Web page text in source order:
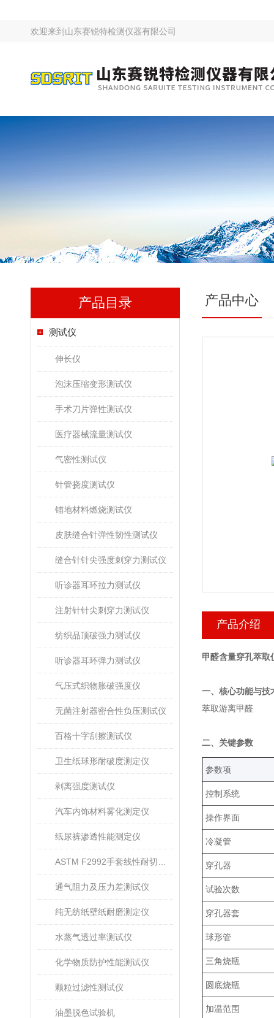
欢迎来到 山东赛锐特检测仪器有限公司
产品目录
测试仪
伸长仪
泡沫压缩变形测试仪
手术刀片弹性测试仪
医疗器械流量测试仪
气密性测试仪
针管挠度测试仪
铺地材料燃烧测试仪
皮肤缝合针弹性韧性测试仪
缝合针针尖强度刺穿力测试仪
听诊器耳环拉力测试仪
注射针针尖刺穿力测试仪
纺织品顶破强力测试仪
听诊器耳环弹力测试仪
气压式织物胀破强度仪
无菌注射器密合性负压测试仪
百格十字刮擦测试仪
卫生纸球形耐破度测定仪
剥离强度测试仪
汽车内饰材料雾化测定仪
纸尿裤渗透性能测定仪
通气阻力及压力差测试仪
纯无纺纸壁纸耐磨测定仪
水蒸气透过率测试仪
化学物质防护性能测试仪
颗粒过滤性测试仪
油墨脱色试验机
产品中心
产品介绍
甲醛含量穿孔萃取
一、核心功能与技
萃取游离甲醛‌
‌二、关键参数
‌参数项‌
控制系统
操作界面
冷凝管
穿孔器
试验次数
穿孔器套
球形管
三角烧瓶
圆底烧瓶
加温范围